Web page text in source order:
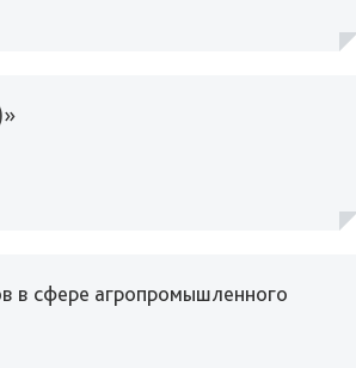
в сфере агропромышленного